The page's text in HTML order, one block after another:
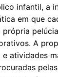
infantil, a
em que
própria
A
atividades